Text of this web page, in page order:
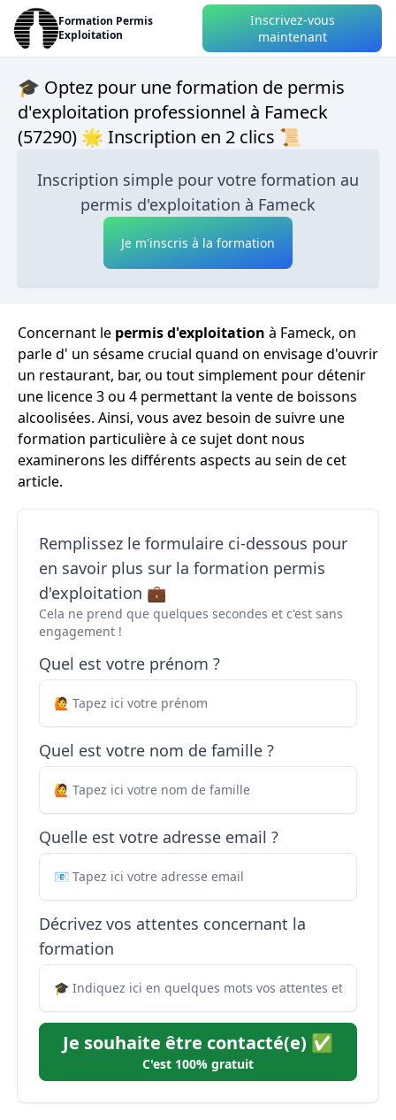
Formation Permis
Exploitation
Inscrivez-vous
maintenant
🎓 Optez pour une formation de permis
d'exploitation professionnel à Fameck
(57290) 🌟 Inscription en 2 clics 📜
Inscription simple pour votre formation au
permis d'exploitation à Fameck
Je m'inscris à la formation
Concernant le permis d'exploitation à Fameck, on
parle d' un sésame crucial quand on envisage d'ouvrir
un restaurant, bar, ou tout simplement pour détenir
une licence 3 ou 4 permettant la vente de boissons
alcoolisées. Ainsi, vous avez besoin de suivre une
formation particulière à ce sujet dont nous
examinerons les différents aspects au sein de cet
article.
Remplissez le formulaire ci-dessous pour
en savoir plus sur la formation permis
d'exploitation 💼
Cela ne prend que quelques secondes et c'est sans
engagement !
Quel est votre prénom ?
Quel est votre nom de famille ?
Quelle est votre adresse email ?
Décrivez vos attentes concernant la
formation
Je souhaite être contacté(e) ✅
C'est 100% gratuit